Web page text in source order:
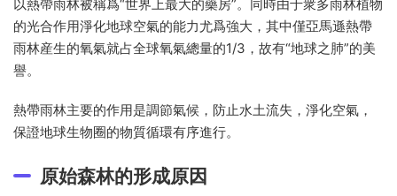
以熱帶雨林被稱爲“世界上最大的藥房”。同時由于衆多雨林植物
的光合作用淨化地球空氣的能力尤爲強大，其中僅亞馬遜熱帶
雨林産生的氧氣就占全球氧氣總量的1/3，故有“地球之肺”的美
譽。
熱帶雨林主要的作用是調節氣候，防止水土流失，淨化空氣，
保證地球生物圈的物質循環有序進行。
原始森林的形成原因